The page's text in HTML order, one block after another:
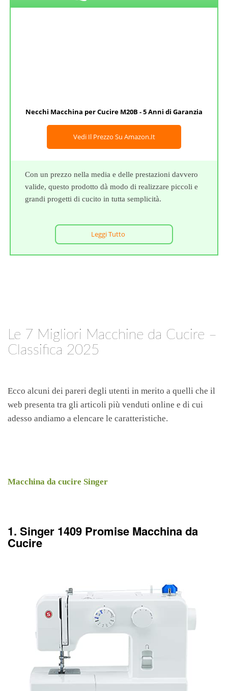
Necchi Macchina per Cucire M20B - 5 Anni di Garanzia
Vedi Il Prezzo Su Amazon.it
Con un prezzo nella media e delle prestazioni davvero
valide, questo prodotto dà modo di realizzare piccoli e
grandi progetti di cucito in tutta semplicità.
Leggi Tutto
Le 7 Migliori Macchine da Cucire –
Classifica 2025
Ecco alcuni dei pareri degli utenti in merito a quelli che il
web presenta tra gli articoli più venduti online e di cui
adesso andiamo a elencare le caratteristiche.
Macchina da cucire Singer
1. Singer 1409 Promise Macchina da
Cucire